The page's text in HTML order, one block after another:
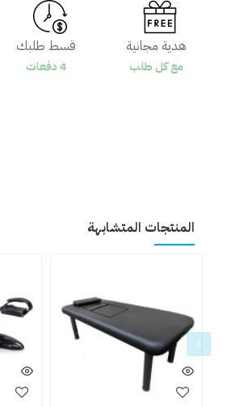
هدية مجانية
مع كل طلب
قسط طلبك
4 دفعات
المنتجات المتشابهة